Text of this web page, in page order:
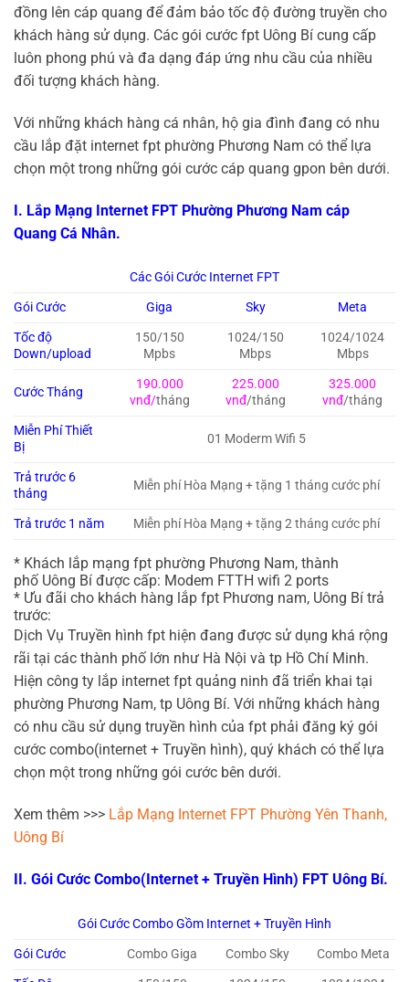
đồng lên cáp quang để đảm bảo tốc độ đường truyền cho
khách hàng sử dụng. Các gói cước fpt Uông Bí cung cấp
luôn phong phú và đa dạng đáp ứng nhu cầu của nhiều
đối tượng khách hàng.
Với những khách hàng cá nhân, hộ gia đình đang có nhu
cầu lắp đặt internet fpt phường Phương Nam có thể lựa
chọn một trong những gói cước cáp quang gpon bên dưới.
I. Lắp Mạng Internet FPT Phường Phương Nam cáp
Quang Cá Nhân.
Các Gói Cước Internet FPT
Gói Cước
Giga Sky
Meta
Tốc độ
Down/upload
150/150
Mpbs
1024/150
Mbps
1024/1024
Mbps
Cước Tháng
190.000
vnđ/tháng
225.000
vnđ/tháng
325.000
vnđ/tháng
Miễn Phí Thiết
Bị
01 Moderm Wifi 5
Trả trước 6
tháng
Miễn phí Hòa Mạng + tặng 1 tháng cước phí
Trả trước 1 năm Miễn phí Hòa Mạng + tặng 2 tháng cước phí
* Khách lắp mạng fpt phường Phương Nam, thành
phố Uông Bí được cấp: Modem FTTH wifi 2 ports
* Ưu đãi cho khách hàng lắp fpt Phương nam, Uông Bí trả
trước:
Dịch Vụ Truyền hình fpt hiện đang được sử dụng khá rộng
rãi tại các thành phố lớn như Hà Nội và tp Hồ Chí Minh.
Hiện công ty lắp internet fpt quảng ninh đã triển khai tại
phường Phương Nam, tp Uông Bí. Với những khách hàng
có nhu cầu sử dụng truyền hình của fpt phải đăng ký gói
cước combo(internet + Truyền hình), quý khách có thể lựa
chọn một trong những gói cước bên dưới.
Xem thêm >>> Lắp Mạng Internet FPT Phường Yên Thanh,
Uông Bí
II. Gói Cước Combo(Internet + Truyền Hình) FPT Uông Bí.
Gói Cước Combo Gồm Internet + Truyền Hình
Gói Cước
Combo Giga Combo Sky
Combo Meta